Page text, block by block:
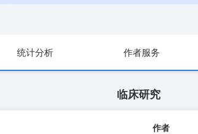
统计分析 作者服务
临床研究
作者